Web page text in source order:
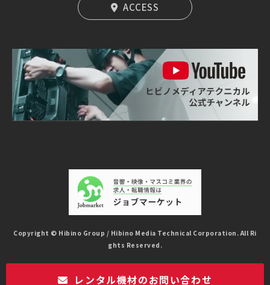
ACCESS
Copyright © Hibino Group / Hibino Media Technical Corporation. All Ri
ghts Reserved.
レンタル機材のお問い合わせ